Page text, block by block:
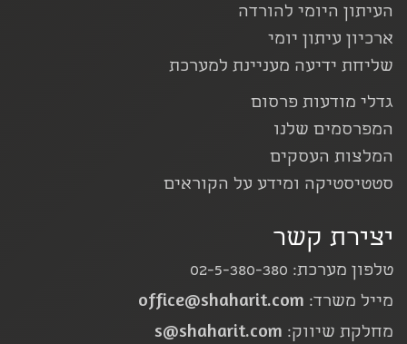
העיתון היומי להורדה
ארכיון עיתון יומי
שליחת ידיעה מעניינת למערכת
גדלי מודעות פרסום
המפרסמים שלנו
המלצות העסקים
סטטיסטיקה ומידע על הקוראים
יצירת קשר
טלפון מערכת: 02-5-380-380
מייל משרד: office@shaharit.com
מחלקת שיווק: s@shaharit.com